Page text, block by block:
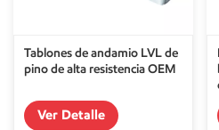
Tablones de andamio LVL de
pino de alta resistencia OEM
Ver Detalle